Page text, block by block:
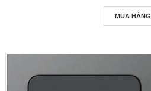
MUA HÀNG